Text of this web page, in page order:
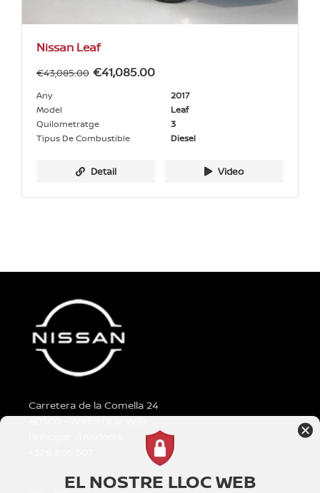
Nissan Leaf
€43,085.00 €41,085.00
Any
2017
Model
Leaf
Quilometratge
3
Tipus De Combustible
Diesel
Detail Video
Carretera de la Comella 24
AD500 – Andorra la Vella
EL NOSTRE LLOC WEB